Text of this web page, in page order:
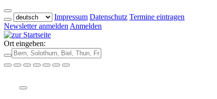
Impressum Datenschutz Termine eintragen
Newsletter anmelden Anmelden
Ort eingeben: